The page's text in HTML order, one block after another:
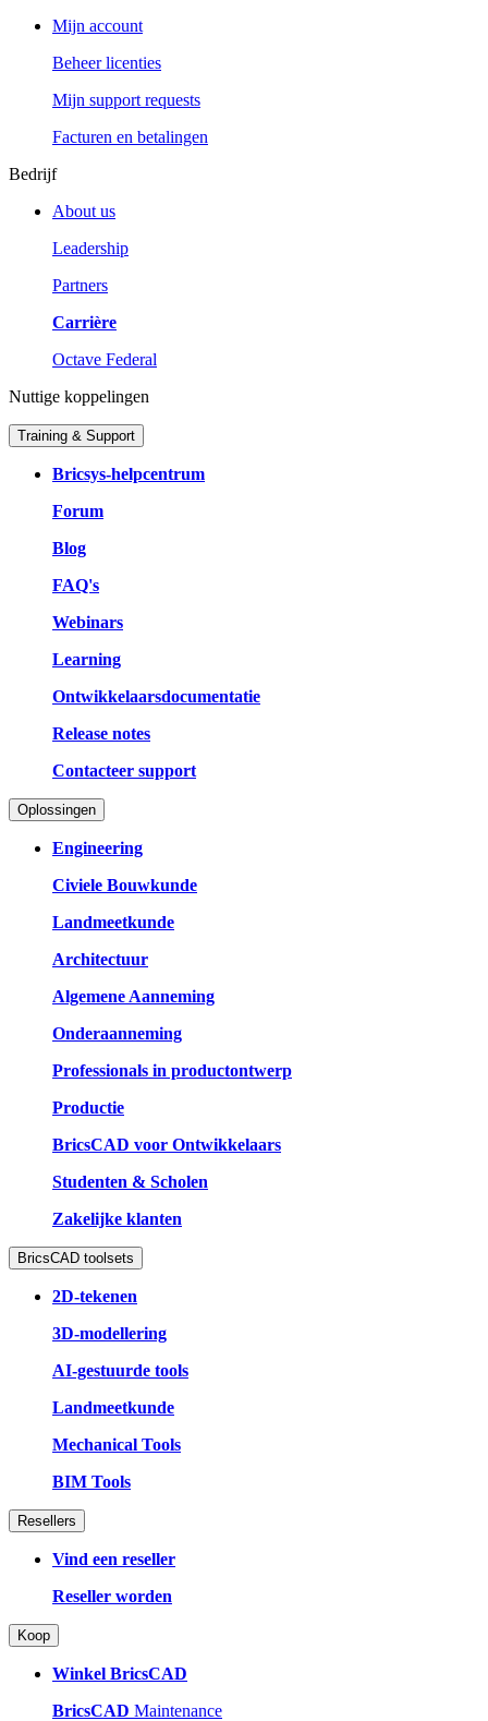
Mijn account
Beheer licenties
Mijn support requests
Facturen en betalingen
Bedrijf
About us
Leadership
Partners
Carrière
Octave Federal
Nuttige koppelingen
Training & Support
Bricsys-helpcentrum
Forum
Blog
FAQ's
Webinars
Learning
Ontwikkelaarsdocumentatie
Release notes
Contacteer support
Oplossingen
Engineering
Civiele Bouwkunde
Landmeetkunde
Architectuur
Algemene Aanneming
Onderaanneming
Professionals in productontwerp
Productie
BricsCAD voor Ontwikkelaars
Studenten & Scholen
Zakelijke klanten
BricsCAD toolsets
2D-tekenen
3D-modellering
AI-gestuurde tools
Landmeetkunde
Mechanical Tools
BIM Tools
Resellers
Vind een reseller
Reseller worden
Koop
Winkel BricsCAD
BricsCAD Maintenance